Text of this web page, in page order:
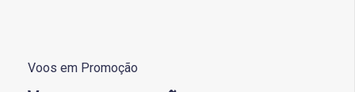
Voos em Promoção